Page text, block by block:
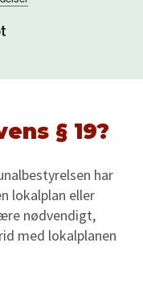
§ 19?
har
lokalplan eller
nødvendigt,
med lokalplanen